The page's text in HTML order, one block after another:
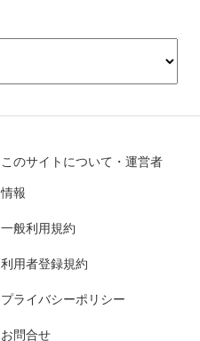
このサイトについて・運営者
情報
一般利用規約
利用者登録規約
プライバシーポリシー
お問合せ